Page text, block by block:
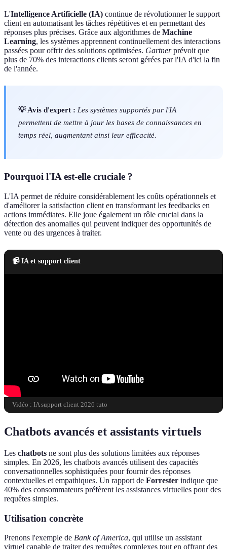
L'Intelligence Artificielle (IA) continue de révolutionner le support
client en automatisant les tâches répétitives et en permettant des
réponses plus précises. Grâce aux algorithmes de Machine
Learning, les systèmes apprennent continuellement des interactions
passées pour offrir des solutions optimisées. Gartnerprévoit que
plus de 70% des interactions clients seront gérées par l'IA d'ici la fin
de l'année.
💡 Avis d'expert : Les systèmes supportés par l'IA
permettent de mettre à jour les bases de connaissances en
temps réel, augmentant ainsi leur efficacité.
Pourquoi l'IA est-elle cruciale ?
L'IA permet de réduire considérablement les coûts opérationnels et
d'améliorer la satisfaction client en transformant les feedbacks en
actions immédiates. Elle joue également un rôle crucial dans la
détection des anomalies qui peuvent indiquer des opportunités de
vente ou des urgences à traiter.
📹 IA et support client
Vidéo : IA support client 2026 tuto
Chatbots avancés et assistants virtuels
Les chatbots ne sont plus des solutions limitées aux réponses
simples. En 2026, les chatbots avancés utilisent des capacités
conversationnelles sophistiquées pour fournir des réponses
contextuelles et empathiques. Un rapport de Forrester indique que
40% des consommateurs préfèrent les assistances virtuelles pour des
requêtes simples.
Utilisation concrète
Prenons l'exemple de Bank of America, qui utilise un assistant
virtuel capable de traiter des requêtes complexes tout en offrant des